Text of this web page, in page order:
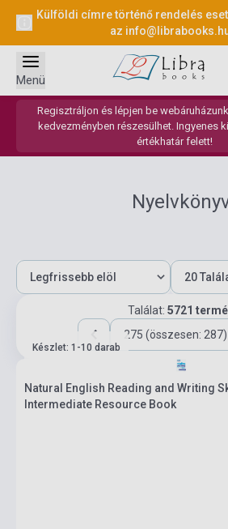
Külföldi címre történő rendelés
az
Regisztráljon és lépjen be
kedvezményben részesülhet. Ingyenes
értékhatár felett!
Menü
Találat: 5721
275 (összesen: 287)
Készlet: 1-10 darab
Natural English Reading and Writing
Intermediate Resource Book